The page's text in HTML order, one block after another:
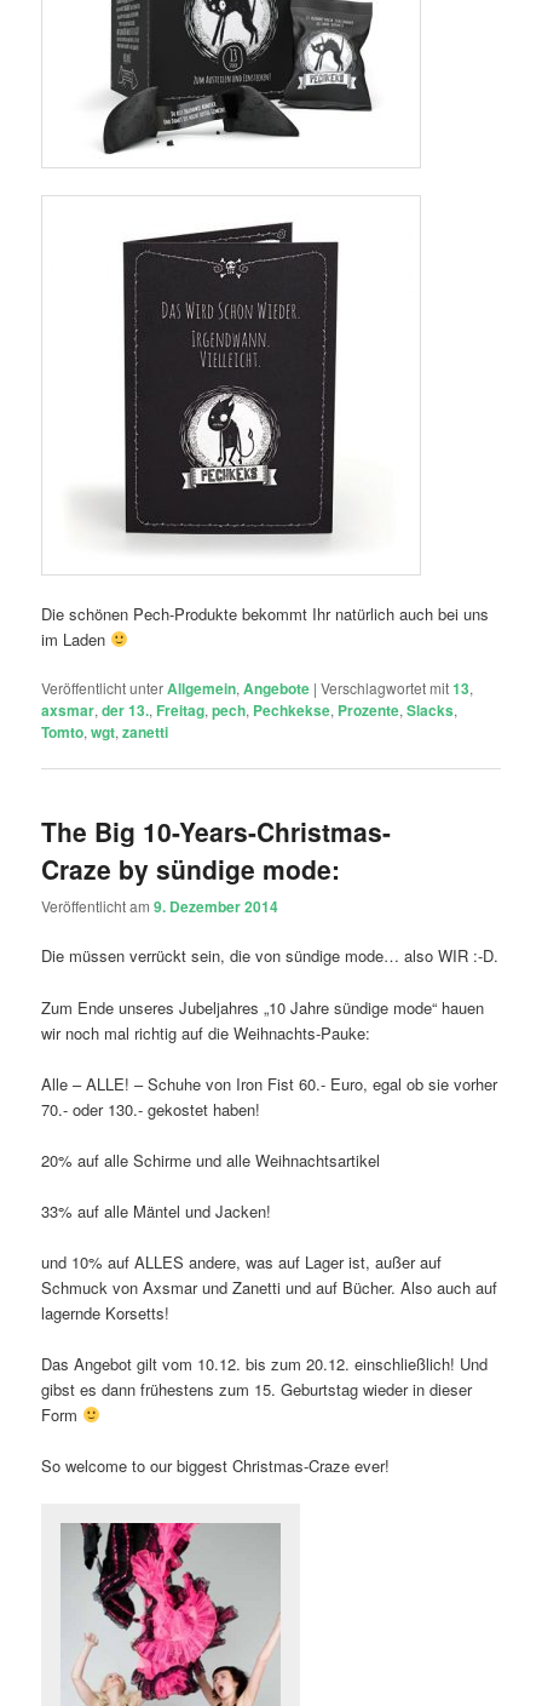
Die schönen Pech-Produkte bekommt Ihr natürlich auch bei uns
im Laden
Veröffentlicht unterAllgemein,Angebote |Verschlagwortet mit13,
axsmar,der 13., Freitag,pech, Pechkekse, Prozente,Slacks,
Tomto,wgt,zanetti
The Big 10-Years-Christmas-
Craze by sündige mode:
Veröffentlicht am9. Dezember 2014
Die müssen verrückt sein, die von sündige mode… also WIR :-D.
Zum Ende unseres Jubeljahres „10 Jahre sündige mode“ hauen
wir noch mal richtig auf die Weihnachts-Pauke:
Alle – ALLE! – Schuhe von Iron Fist 60.- Euro, egal ob sie vorher
70.- oder 130.- gekostet haben!
20% auf alle Schirme und alle Weihnachtsartikel
33% auf alle Mäntel und Jacken!
und 10% auf ALLES andere, was auf Lager ist, außer auf
Schmuck von Axsmar und Zanetti und auf Bücher. Also auch auf
lagernde Korsetts!
Das Angebot gilt vom 10.12. bis zum 20.12. einschließlich! Und
gibst es dann frühestens zum 15. Geburtstag wieder in dieser
Form
So welcome to our biggest Christmas-Craze ever!